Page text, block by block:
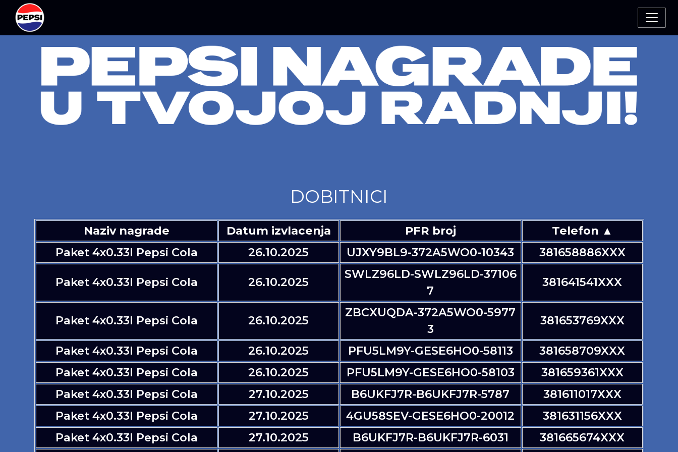
DOBITNICI
Naziv nagrade Datum izvlacenja PFR broj
Telefon ▲
Paket 4x0.33l Pepsi Cola
26.10.2025 UJXY9BL9-372A5WO0-10343 381658886XXX
Paket 4x0.33l Pepsi Cola 26.10.2025
SWLZ96LD-SWLZ96LD-37106
7
381641541XXX
Paket 4x0.33l Pepsi Cola 26.10.2025
ZBCXUQDA-372A5WO0-5977
3
381653769XXX
Paket 4x0.33l Pepsi Cola 26.10.2025 PFU5LM9Y-GESE6HO0-58113
381658709XXX
Paket 4x0.33l Pepsi Cola
26.10.2025 PFU5LM9Y-GESE6HO0-58103
381659361XXX
Paket 4x0.33l Pepsi Cola
27.10.2025 B6UKFJ7R-B6UKFJ7R-5787
381611017XXX
Paket 4x0.33l Pepsi Cola
27.10.2025 4GU58SEV-GESE6HO0-20012
381631156XXX
Paket 4x0.33l Pepsi Cola
27.10.2025 B6UKFJ7R-B6UKFJ7R-6031 381665674XXX